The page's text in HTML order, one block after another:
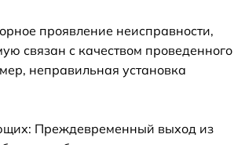
проявление неисправности,
связан с качеством проведенного
неправильная установка
Преждевременный выход из